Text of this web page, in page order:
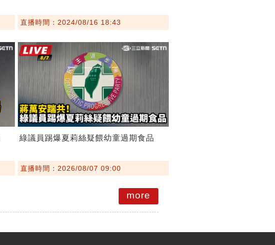
直播時間：2024/08/16 18:43
綠議員踢爆夏莉絲疑餵幼童過期食品
直播時間：2026/08/07 09:00
more